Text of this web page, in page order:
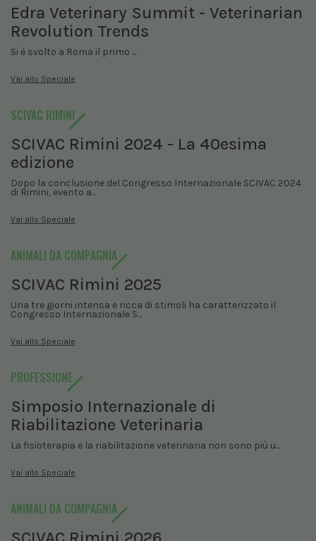
Edra Veterinary Summit - Veterinarian
Revolution Trends
Si è svolto a Roma il primo ...
Vai allo Speciale
SCIVAC RIMINI
SCIVAC Rimini 2024 - La 40esima
edizione
Dopo la conclusione del Congresso Internazionale SCIVAC 2024
di Rimini, evento a...
Vai allo Speciale
ANIMALI DA COMPAGNIA
SCIVAC Rimini 2025
Una tre giorni intensa e ricca di stimoli ha caratterizzato il
Congresso Internazionale S...
Vai allo Speciale
PROFESSIONE
Simposio Internazionale di
Riabilitazione Veterinaria
La fisioterapia e la riabilitazione veterinaria non sono più u...
Vai allo Speciale
ANIMALI DA COMPAGNIA